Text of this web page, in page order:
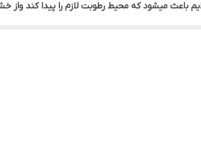
باعث میشود که محیط رطوبت لازم را پیدا کند
استفاده میشود ، آنهم در تایمهای کوتاه چون
اصلی یون منفی چیست؟ یون منفی در وهله اول به
به ذراتی گفته میشود که از دوده های وسایلی مثل
ناسالم بابت این قضیه پیدا میکند) یون منفی